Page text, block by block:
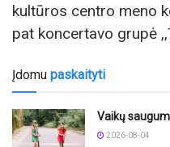
kultūros centro meno
pat koncertavo grupė
Įdomu paskaityti
Vaikų
2026-08-04